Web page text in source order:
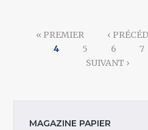
« PREMIER ‹
4
5 6 7
SUIVANT ›
MAGAZINE PAPIER